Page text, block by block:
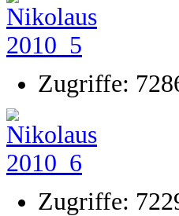
Zugriffe:
Zugriffe: